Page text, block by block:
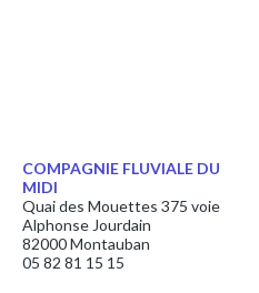
COMPAGNIE FLUVIALE DU
MIDI
Quai des Mouettes 375 voie
Alphonse Jourdain
82000 Montauban
05 82 81 15 15